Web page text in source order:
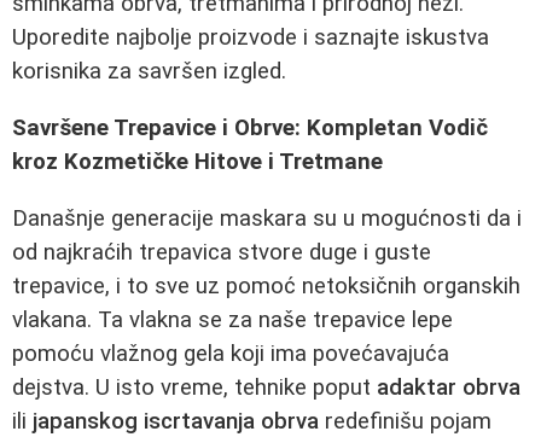
Uporedite najbolje proizvode i saznajte iskustva
korisnika za savršen izgled.
Savršene Trepavice i Obrve: Kompletan Vodič
kroz Kozmetičke Hitove i Tretmane
Današnje generacije maskara su u mogućnosti da i
od najkraćih trepavica stvore duge i guste
trepavice, i to sve uz pomoć netoksičnih organskih
vlakana. Ta vlakna se za naše trepavice lepe
pomoću vlažnog gela koji ima povećavajuća
dejstva. U isto vreme, tehnike poput adaktar obrva
ili japanskog iscrtavanja obrva redefinišu pojam